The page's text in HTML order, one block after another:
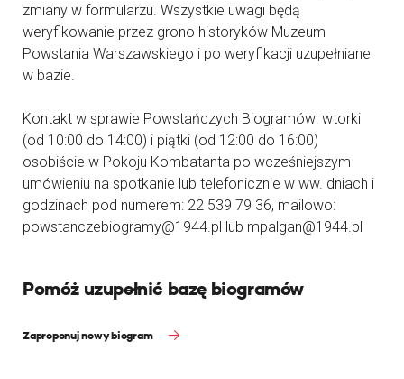
zmiany w formularzu. Wszystkie uwagi będą
weryfikowanie przez grono historyków Muzeum
Powstania Warszawskiego i po weryfikacji uzupełniane
w bazie.
Kontakt w sprawie Powstańczych Biogramów: wtorki
(od 10:00 do 14:00) i piątki (od 12:00 do 16:00)
osobiście w Pokoju Kombatanta po wcześniejszym
umówieniu na spotkanie lub telefonicznie w ww. dniach i
godzinach pod numerem: 22 539 79 36, mailowo:
powstanczebiogramy@1944.pl lub mpalgan@1944.pl
Pomóż uzupełnić bazę biogramów
Zaproponuj nowy biogram